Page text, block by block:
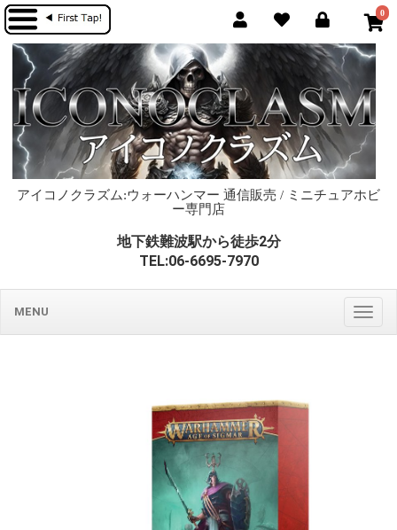
0
アイコノクラズム:ウォーハンマー 通信販売 / ミニチュアホビ
ー専門店
地下鉄難波駅から徒歩2分
TEL:06-6695-7970
MENU